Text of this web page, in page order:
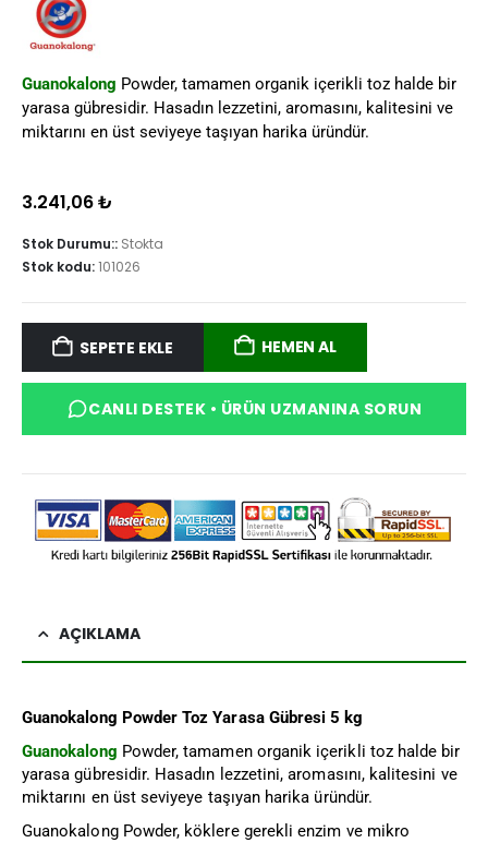
Guanokalong Powder, tamamen organik içerikli toz halde bir
yarasa gübresidir. Hasadın lezzetini, aromasını, kalitesini ve
miktarını en üst seviyeye taşıyan harika üründür.
3.241,06₺
Stok Durumu:: Stokta
Stok kodu:101026
SEPETE EKLE HEMEN AL
CANLI DESTEK • ÜRÜN UZMANINA SORUN
AÇIKLAMA
Guanokalong Powder Toz Yarasa Gübresi 5 kg
Guanokalong Powder, tamamen organik içerikli toz halde bir
yarasa gübresidir. Hasadın lezzetini, aromasını, kalitesini ve
miktarını en üst seviyeye taşıyan harika üründür.
Guanokalong Powder, köklere gerekli enzim ve mikro